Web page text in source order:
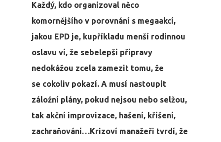
Každý, kdo organizoval něco
komornějšího v porovnání s megaakcí,
jakou EPD je, kupříkladu menší rodinnou
oslavu ví, že sebelepší přípravy
nedokážou zcela zamezit tomu, že
se cokoliv pokazí. A musí nastoupit
záložní plány, pokud nejsou nebo selžou,
tak akční improvizace, hašení, kříšení,
zachraňování…Krizoví manažeři tvrdí, že